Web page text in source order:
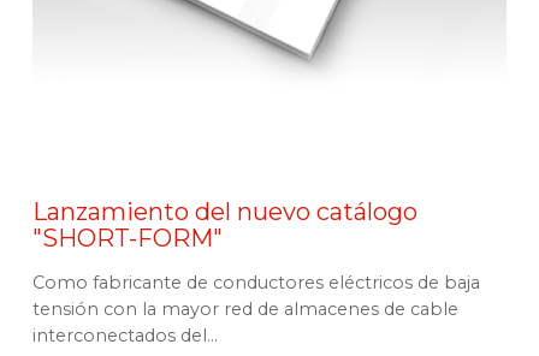
Lanzamiento del nuevo catálogo
"SHORT-FORM"
Como fabricante de conductores eléctricos de baja
tensión con la mayor red de almacenes de cable
interconectados del...